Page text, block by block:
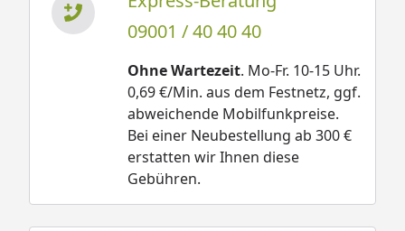
09001 / 40 40 40
Ohne Wartezeit. Mo-Fr. 10-15 Uhr.
0,69 €/Min. aus dem Festnetz, ggf.
abweichende Mobilfunkpreise.
Bei einer Neubestellung ab 300 €
erstatten wir Ihnen diese
Gebühren.